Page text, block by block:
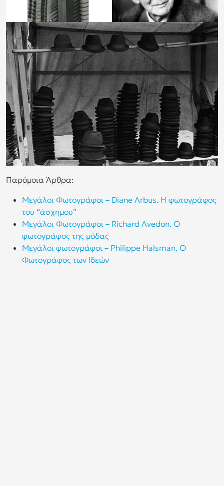
Παρόμοια Άρθρα:
Μεγάλοι Φωτογράφοι – Diane Arbus. Η φωτογράφος
του “άσχημου”
Μεγάλοι Φωτογράφοι – Richard Avedon. Ο
φωτογράφος της μόδας
Μεγάλοι φωτογράφοι – Philippe Halsman. Ο
Φωτογράφος των Ιδεών